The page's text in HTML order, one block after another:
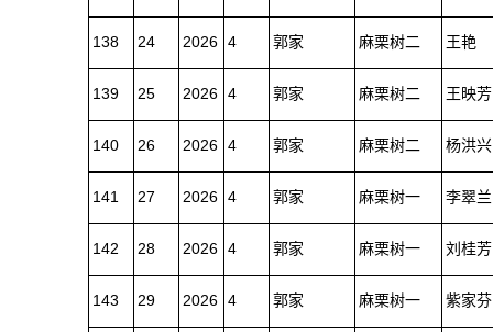
138 24 2026 4 郭家 麻栗树二 王艳
139 25 2026 4 郭家 麻栗树二 王映芳
140 26 2026 4 郭家 麻栗树二 杨洪兴
141 27 2026 4 郭家 麻栗树一 李翠兰
142 28 2026 4 郭家 麻栗树一 刘桂芳
143 29 2026 4 郭家 麻栗树一 紫家芬